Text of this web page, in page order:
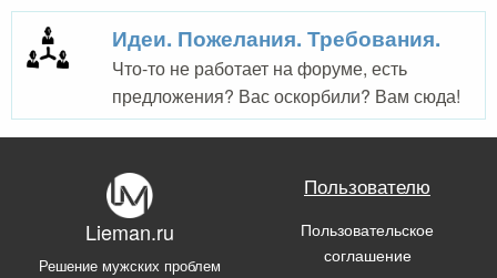
Идеи. Пожелания. Требования.
Что-то не работает на форуме, есть
предложения? Вас оскорбили? Вам сюда!
Lieman.ru
Решение мужских проблем
Пользователю
Пользовательское
соглашение